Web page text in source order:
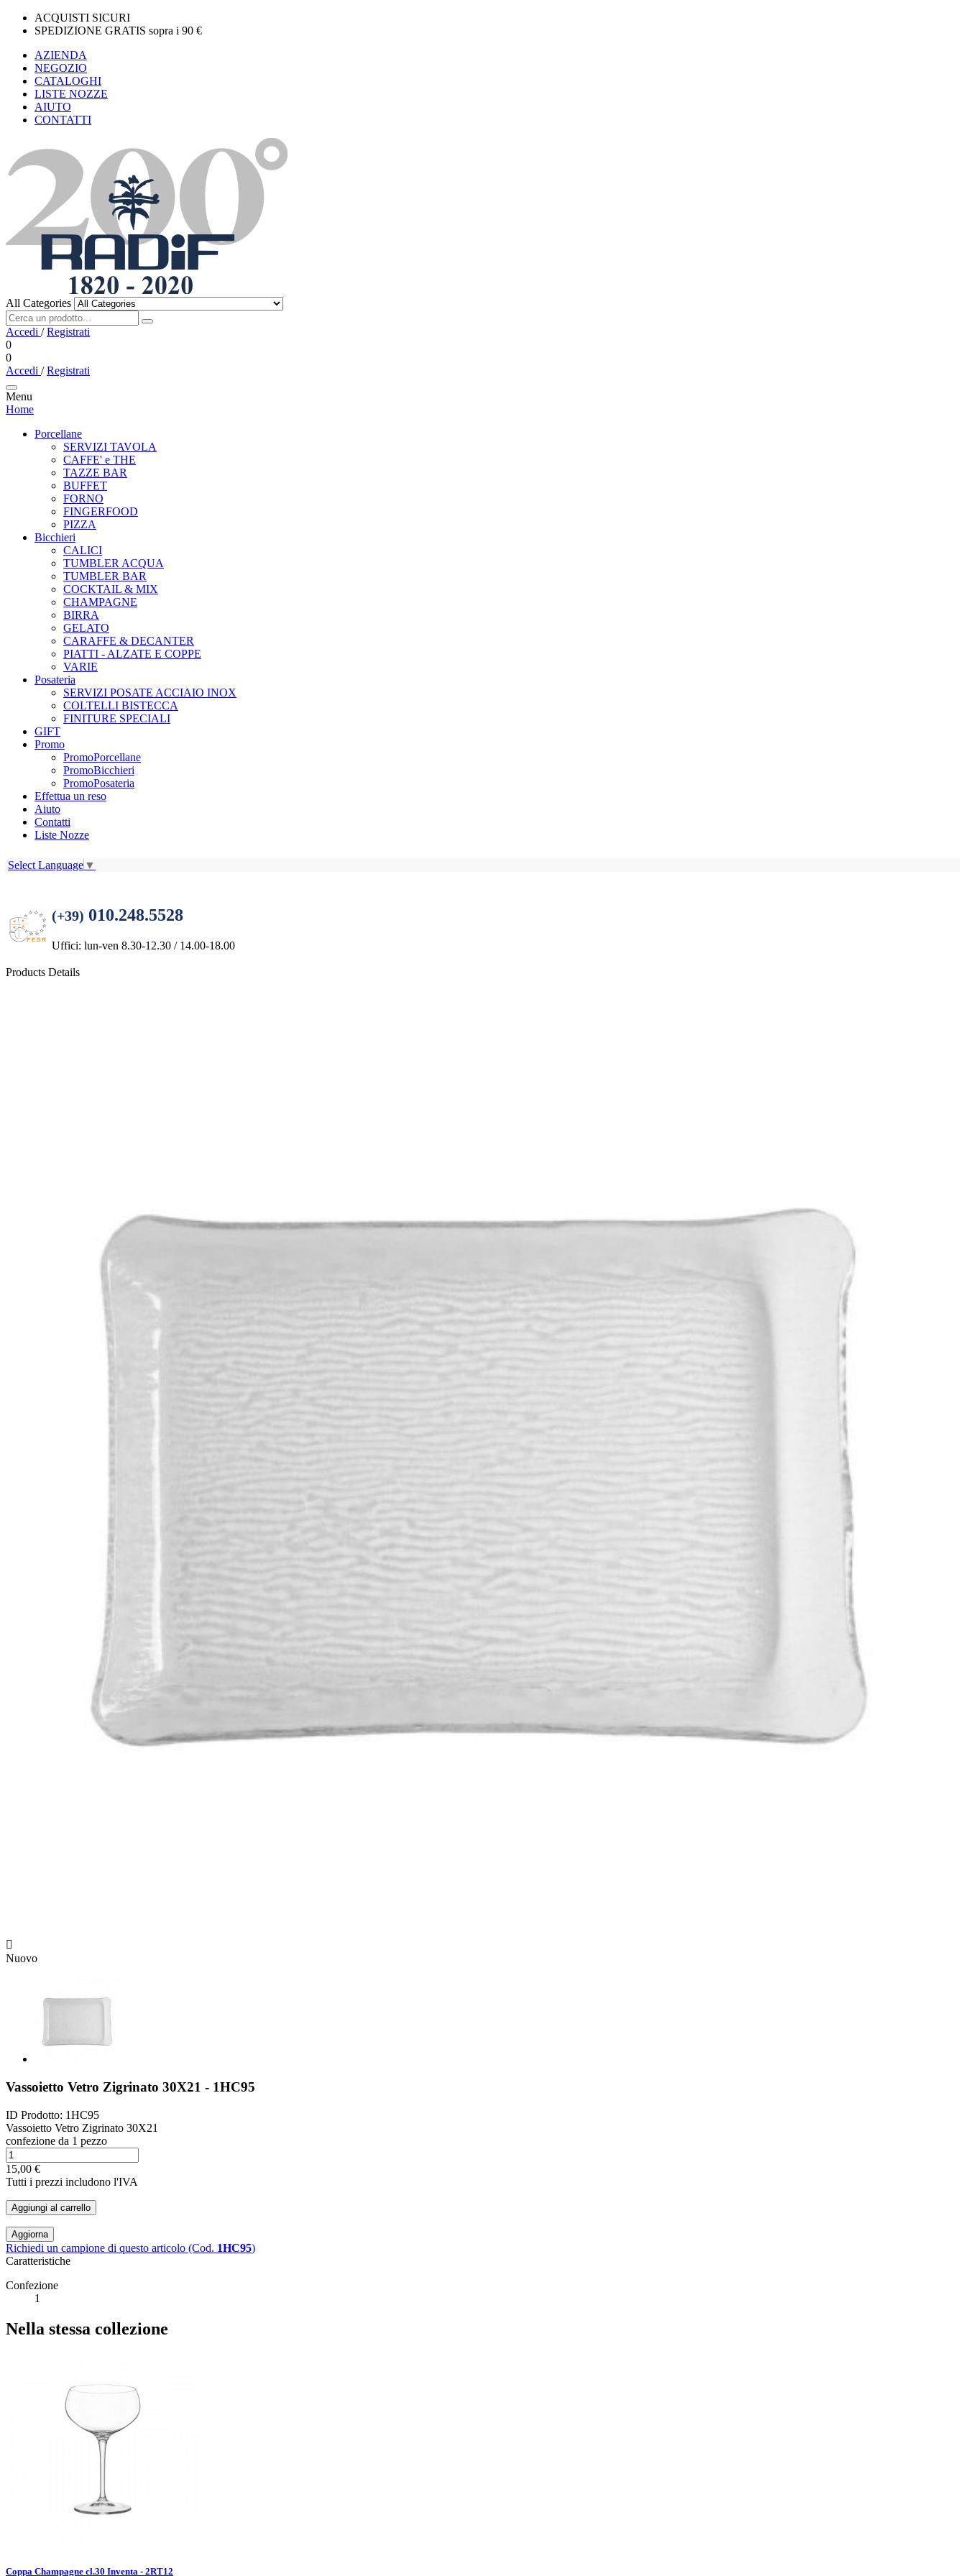
ACQUISTI SICURI
SPEDIZIONE GRATIS sopra i 90 €
AZIENDA
NEGOZIO
CATALOGHI
LISTE NOZZE
AIUTO
CONTATTI
All Categories
Accedi /Registrati
0
0
Accedi /Registrati
Menu
Home
Porcellane
SERVIZI TAVOLA
CAFFE' e THE
TAZZE BAR
BUFFET
FORNO
FINGERFOOD
PIZZA
Bicchieri
CALICI
TUMBLER ACQUA
TUMBLER BAR
COCKTAIL & MIX
CHAMPAGNE
BIRRA
GELATO
CARAFFE & DECANTER
PIATTI - ALZATE E COPPE
VARIE
Posateria
SERVIZI POSATE ACCIAIO INOX
COLTELLI BISTECCA
FINITURE SPECIALI
GIFT
Promo
PromoPorcellane
PromoBicchieri
PromoPosateria
Effettua un reso
Aiuto
Contatti
Liste Nozze
Select Language ▼
(+39) 010.248.5528
Uffici: lun-ven 8.30-12.30 / 14.00-18.00
Products Details

Nuovo
Vassoietto Vetro Zigrinato 30X21 - 1HC95
ID Prodotto: 1HC95
Vassoietto Vetro Zigrinato 30X21
confezione da 1 pezzo
15,00 €
Tutti i prezzi includono l'IVA
Aggiungi al carrello
Richiedi un campione di questo articolo (Cod. 1HC95)
Caratteristiche
Confezione
1
Nella stessa collezione
Coppa Champagne cl.30 Inventa - 2RT12